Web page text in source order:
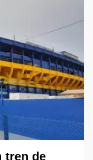
tren de